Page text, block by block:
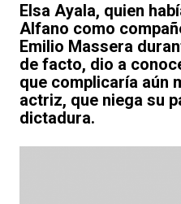
Elsa Ayala, quien
Alfano como
Emilio Massera
de facto, dio a
que complicaría aún
actriz, que niega su
dictadura.